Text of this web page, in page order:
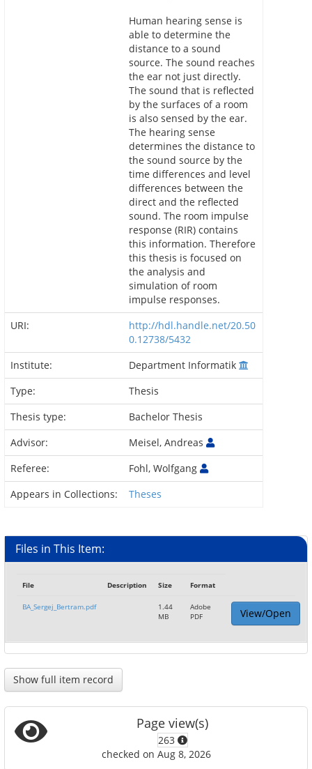
Human hearing sense is
able to determine the
distance to a sound
source. The sound reaches
the ear not just directly.
The sound that is reflected
by the surfaces of a room
is also sensed by the ear.
The hearing sense
determines the distance to
the sound source by the
time differences and level
differences between the
direct and the reflected
sound. The room impulse
response (RIR) contains
this information. Therefore
this thesis is focused on
the analysis and
simulation of room
impulse responses.
URI:
http://hdl.handle.net/20.50
0.12738/5432
Institute:
Department Informatik
Type:
Thesis
Thesis type:
Bachelor Thesis
Advisor:
Meisel, Andreas
Referee:
Fohl, Wolfgang
Appears in Collections:
Theses
Files in This Item:
File Description Size Format
BA_Sergej_Bertram.pdf
1.44
MB
Adobe
PDF
View/Open
Show full item record
Page view(s)
263
checked on Aug 8, 2026